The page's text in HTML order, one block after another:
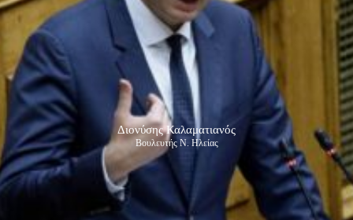
Διονύσης Καλαματιανός
Βουλευτής Ν. Ηλείας